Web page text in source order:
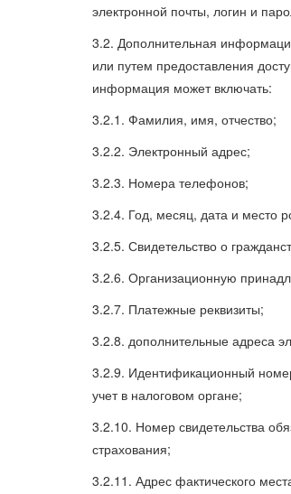
электронной почты, логин и
3.2. Дополнительная
или путем предоставления
информация может включать:
3.2.1. Фамилия, имя, отчество;
3.2.2. Электронный адрес;
3.2.3. Номера телефонов;
3.2.4. Год, месяц, дата и место
3.2.5. Свидетельство о
3.2.6. Организационную
3.2.7. Платежные реквизиты;
3.2.8. дополнительные адреса
3.2.9. Идентификационный номер
учет в налоговом органе;
3.2.10. Номер свидетельства
страхования;
3.2.11. Адрес фактического